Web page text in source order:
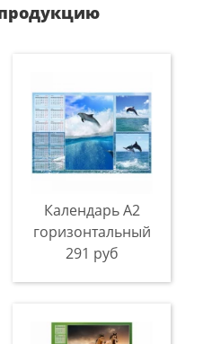
Календарь A2
горизонтальный
291 руб